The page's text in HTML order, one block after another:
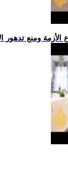
ومنع تدهور